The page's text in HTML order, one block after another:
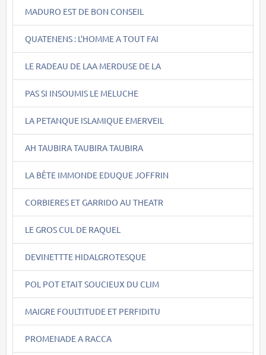
MADURO EST DE BON CONSEIL
QUATENENS : L'HOMME A TOUT FAI
LE RADEAU DE LAA MERDUSE DE LA
PAS SI INSOUMIS LE MELUCHE
LA PETANQUE ISLAMIQUE EMERVEIL
AH TAUBIRA TAUBIRA TAUBIRA
LA BÊTE IMMONDE EDUQUE JOFFRIN
CORBIERES ET GARRIDO AU THEATR
LE GROS CUL DE RAQUEL
DEVINETTTE HIDALGROTESQUE
POL POT ETAIT SOUCIEUX DU CLIM
MAIGRE FOULTITUDE ET PERFIDITU
PROMENADE A RACCA